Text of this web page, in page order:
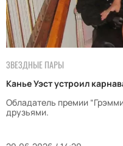
ЗВЕЗДНЫЕ ПАРЫ
Канье Уэст устроил
Обладатель премии
друзьями.